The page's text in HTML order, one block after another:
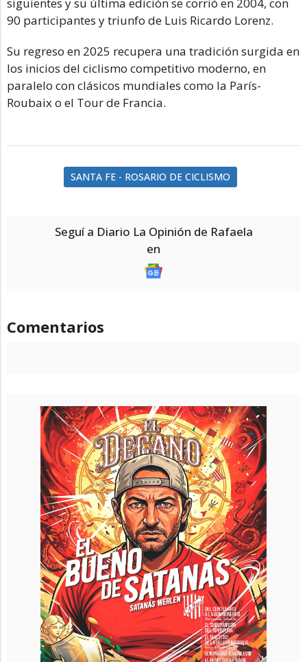
siguientes y su última edición se corrió en 2004, con
90 participantes y triunfo de Luis Ricardo Lorenz.
Su regreso en 2025 recupera una tradición surgida en
los inicios del ciclismo competitivo moderno, en
paralelo con clásicos mundiales como la París-
Roubaix o el Tour de Francia.
SANTA FE - ROSARIO DE CICLISMO
Seguí a Diario La Opinión de Rafaela
en
Comentarios